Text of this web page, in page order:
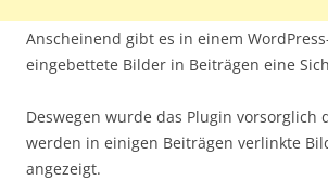
Anscheinend gibt es in einem
eingebettete Bilder in Beiträgen eine
Deswegen wurde das Plugin vorsorglich
werden in einigen Beiträgen verlinkte
angezeigt.